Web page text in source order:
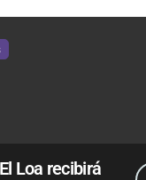
Loa recibirá